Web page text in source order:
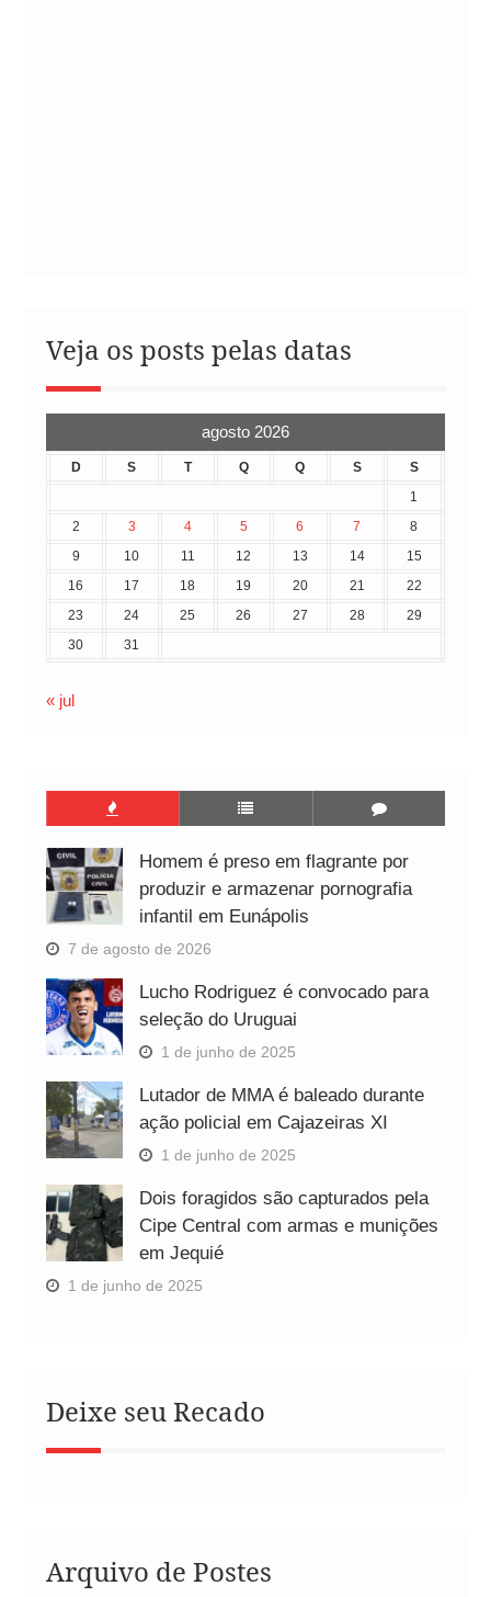
Veja os posts pelas datas
agosto 2026
D S T Q Q S
S
1
2
3 4 5 6 7
8
9
10 11 12 13 14
15
16
17 18 19 20 21
22
23
24 25 26 27 28
29
30
31
« jul
Homem é preso em flagrante por
produzir e armazenar pornografia
infantil em Eunápolis
7 de agosto de 2026
Lucho Rodriguez é convocado para
seleção do Uruguai
1 de junho de 2025
Lutador de MMA é baleado durante
ação policial em Cajazeiras XI
1 de junho de 2025
Dois foragidos são capturados pela
Cipe Central com armas e munições
em Jequié
1 de junho de 2025
Deixe seu Recado
Arquivo de Postes